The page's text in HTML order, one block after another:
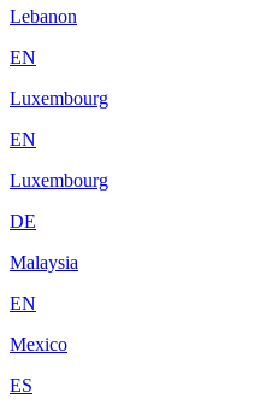
Lebanon
EN
Luxembourg
EN
Luxembourg
DE
Malaysia
EN
Mexico
ES